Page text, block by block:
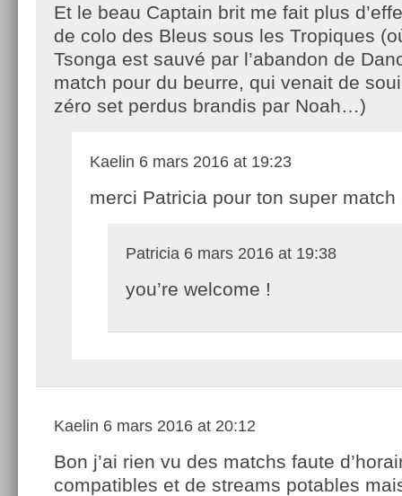
Et le beau Captain brit me fait plus
de colo des Bleus sous les Tropiques
Tsonga est sauvé par l’abandon de
match pour du beurre, qui venait de
zéro set perdus brandis par Noah…)
Kaelin 6 mars 2016 at 19:23
merci Patricia pour ton super match
Patricia 6 mars 2016 at 19:38
you’re welcome !
Kaelin 6 mars 2016 at 20:12
Bon j’ai rien vu des matchs faute
compatibles et de streams potables